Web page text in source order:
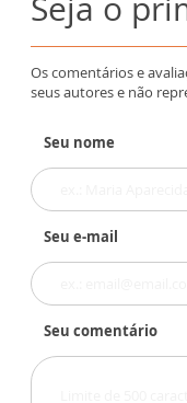
Os comentários e
seus autores e não
Seu nome
Seu e-mail
Seu comentário